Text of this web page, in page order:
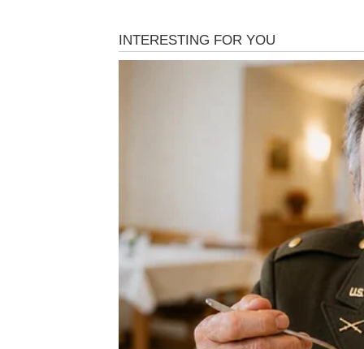
Indijska astrologija vam donosi snažnu
Poslovne promjene koje dolaze mogu
Karma vas vodi prema uspjehu
Pred vama su veoma važni i profitabilni
Bikovima dolazi emotivni mir i osjećaj
Jedna osoba pokazuje vam koliko ste
Ljubav vam donosi unutrašnji